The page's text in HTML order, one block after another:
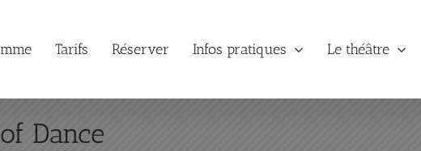
Tarifs Réserver Infos pratiques Le théâtre
Dance